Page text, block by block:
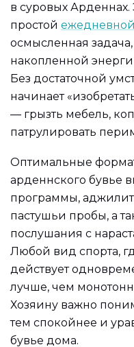
в суровых Арденнах.
простой
осмысленная
накопленной
Без достаточной
начинает
— грызть мебель,
патрулировать
Оптимальные
арденнского бувье
программы,
пастушьи пробы, а
послушания с
Любой вид спорта,
действует
лучше, чем
Хозяину важно
тем спокойнее и
бувье дома.